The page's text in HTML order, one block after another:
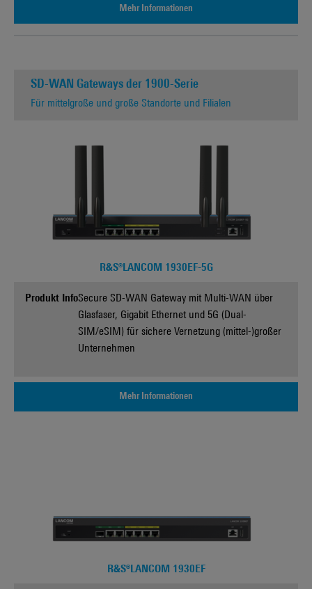
Mehr Informationen
SD-WAN Gateways der 1900-Serie
Für mittelgroße und große Standorte und Filialen
R&S®LANCOM 1930EF-5G
Produkt InfoSecure SD-WAN Gateway mit Multi-WAN über
Glasfaser, Gigabit Ethernet und 5G (Dual-
SIM/eSIM) für sichere Vernetzung (mittel-)großer
Unternehmen
Mehr Informationen
R&S®LANCOM 1930EF